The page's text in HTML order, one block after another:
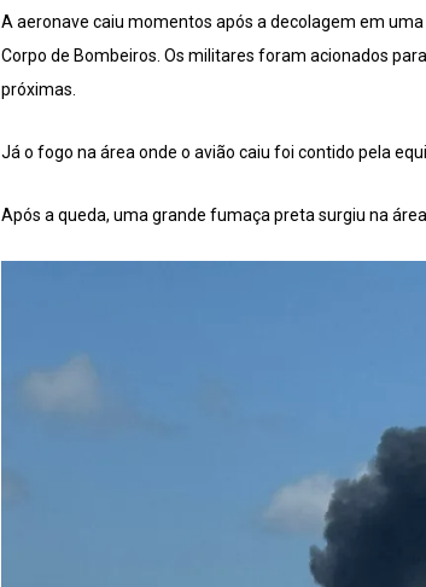
A aeronave caiu momentos após a decolagem em
Corpo de Bombeiros. Os militares foram acionados
próximas.
Já o fogo na área onde o avião caiu foi contido pela
Após a queda, uma grande fumaça preta surgiu na